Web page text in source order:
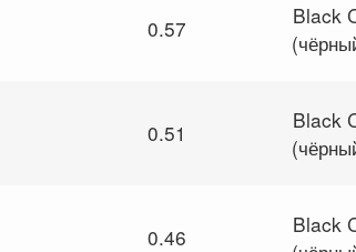
0.57
Black
0.51
Black
0.46
Black